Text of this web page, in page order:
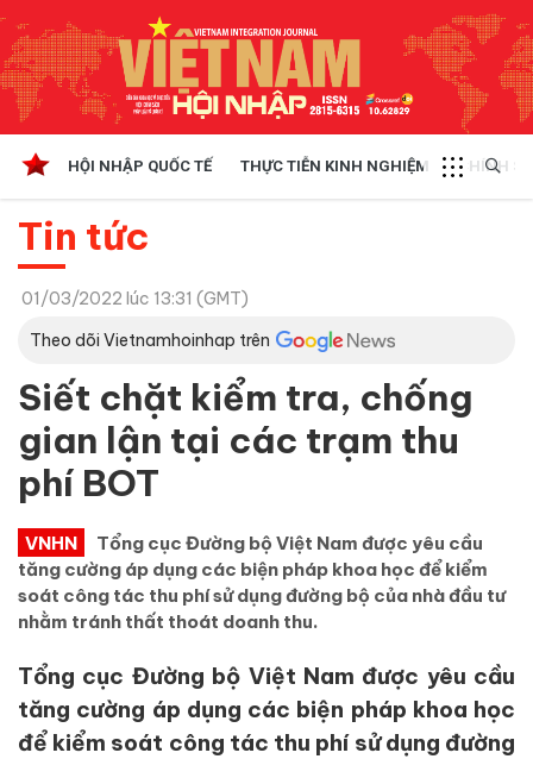
HỘI NHẬP QUỐC TẾ THỰC TIỄN KINH NGHIỆM CHÍNH
Tin tức
01/03/2022 lúc 13:31 (GMT)
Theo dõi Vietnamhoinhap trên
Siết chặt kiểm tra, chống
gian lận tại các trạm thu
phí BOT
VNHN
Tổng cục Đường bộ Việt Nam được yêu cầu
tăng cường áp dụng các biện pháp khoa học để kiểm
soát công tác thu phí sử dụng đường bộ của nhà đầu tư
nhằm tránh thất thoát doanh thu.
Tổng cục Đường bộ Việt Nam được yêu cầu
tăng cường áp dụng các biện pháp khoa học
để kiểm soát công tác thu phí sử dụng đường